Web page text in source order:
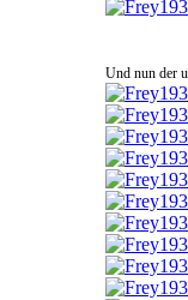
Und nun der